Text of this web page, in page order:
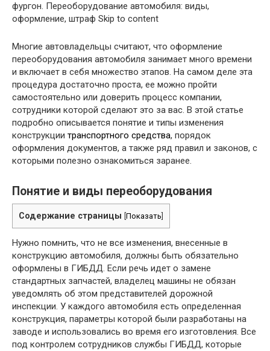
фургон. Переоборудование автомобиля: виды,
оформление, штраф Skip to content
Многие автовладельцы считают, что оформление
переоборудования автомобиля занимает много времени
и включает в себя множество этапов. На самом деле эта
процедура достаточно проста, ее можно пройти
самостоятельно или доверить процесс компании,
сотрудники которой сделают это за вас. В этой статье
подробно описывается понятие и типы изменения
конструкции транспортного средства, порядок
оформления документов, а также ряд правил и законов, с
которыми полезно ознакомиться заранее.
Понятие и виды переоборудования
Содержание страницы Показать
Нужно помнить, что не все изменения, внесенные в
конструкцию автомобиля, должны быть обязательно
оформлены в ГИБДД. Если речь идет о замене
стандартных запчастей, владелец машины не обязан
уведомлять об этом представителей дорожной
инспекции. У каждого автомобиля есть определенная
конструкция, параметры которой были разработаны на
заводе и использовались во время его изготовления. Все
под контролем сотрудников службы ГИБДД, которые